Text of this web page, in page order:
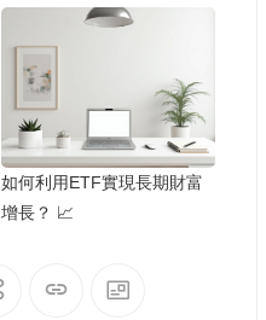
如何利用ETF實現長期財富
增長？ 📈